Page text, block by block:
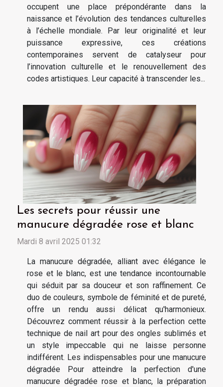
occupent une place prépondérante dans la
naissance et l’évolution des tendances culturelles
à l’échelle mondiale. Par leur originalité et leur
puissance expressive, ces créations
contemporaines servent de catalyseur pour
l’innovation culturelle et le renouvellement des
codes artistiques. Leur capacité à transcender les...
Les secrets pour réussir une
manucure dégradée rose et blanc
Mardi 8 avril 2025 01:32
La manucure dégradée, alliant avec élégance le
rose et le blanc, est une tendance incontournable
qui séduit par sa douceur et son raffinement. Ce
duo de couleurs, symbole de féminité et de pureté,
offre un rendu aussi délicat qu'harmonieux.
Découvrez comment réussir à la perfection cette
technique de nail art pour des ongles sublimés et
un style impeccable qui ne laisse personne
indifférent. Les indispensables pour une manucure
dégradée Pour atteindre la perfection d'une
manucure dégradée rose et blanc, la préparation